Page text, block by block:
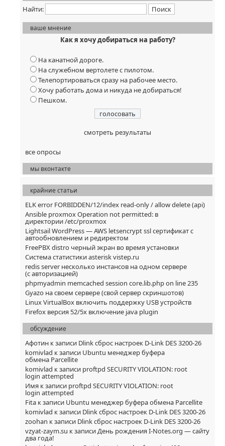
Найти:
ваше мнение
Как я хочу добираться на работу?
На канатной дороге.
На служебном вертолете с пилотом.
Телепортироваться сразу на рабочее место.
Хочу работать дома и никуда не добираться!
Пешком.
смотреть результаты
все опросы
мы вконтакте
крайние статьи
ELK error FORBIDDEN/12/index read-only / allow delete (api)
Ansible proxmox Operation not permitted: в
директории /etc/proxmox
Lightsail WordPress — AWS letsencrypt ssl сертификат с
автообновлением и редиректом
FreePBX distro черный экран во время установки
Система статистики asterisk vistep.ru
redis server несколько инстансов на одном сервере
(с авторизацией)
phpmyadmin memcached session core.lib.php on line 235
Gyazo на своем сервере (свой сервер скриншотов)
Linux VirtualBox включить поддержку USB устройств
Firefox версия 52/5x включение java plugin
обсуждение
Афотин к записи Dlink сброс настроек D-Link DES 3200-26
komivlad к записи Ubuntu менеджер буфера
обмена Parcellite
komivlad к записи proftpd SECURITY VIOLATION: root
login attempted
Имя к записи proftpd SECURITY VIOLATION: root
login attempted
Fita к записи Ubuntu менеджер буфера обмена Parcellite
komivlad к записи Dlink сброс настроек D-Link DES 3200-26
zoohan к записи Dlink сброс настроек D-Link DES 3200-26
vzyat-zaym.su к записи День рождения I-Notes.org — сайту
два года!